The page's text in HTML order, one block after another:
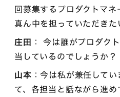
回募集するプロダクトマ
真ん中を担っていただきた
庄田 ： 今は誰がプロダク
当しているのでしょうか？
山本 ：今は私が兼任して
て、各担当と話ながら進